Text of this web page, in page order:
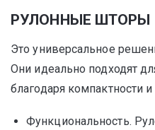
РУЛОННЫЕ ШТОРЫ
Это универсальное
Они идеально подходят
благодаря компактности
Функциональность.